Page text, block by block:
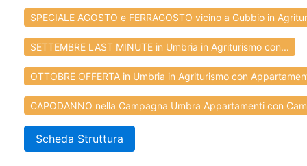
SPECIALE AGOSTO e FERRAGOSTO vicino a Gubbio in
SETTEMBRE LAST MINUTE in Umbria in Agriturismo con...
OTTOBRE OFFERTA in Umbria in Agriturismo con
CAPODANNO nella Campagna Umbra Appartamenti con
Scheda Struttura